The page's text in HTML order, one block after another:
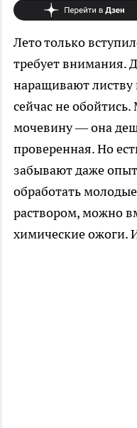
Лето только
требует внимания.
наращивают листву
сейчас не
мочевину — она
проверенная. Но
забывают даже
обработать
раствором, можно
химические ожоги.